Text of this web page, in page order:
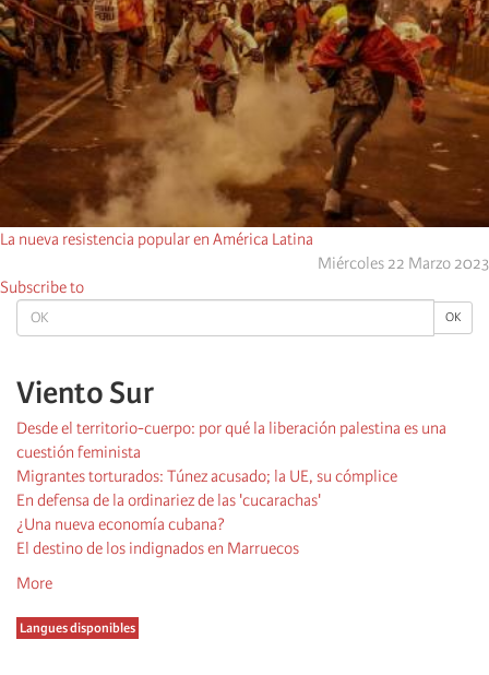
OK OK
Viento Sur
Desde el territorio-cuerpo: por qué la liberación palestina es una
cuestión feminista
Migrantes torturados: Túnez acusado; la UE, su cómplice
En defensa de la ordinariez de las 'cucarachas'
¿Una nueva economía cubana?
El destino de los indignados en Marruecos
More
Langues disponibles
La nueva resistencia popular en América Latina
Miércoles 22 Marzo 2023
Subscribe to